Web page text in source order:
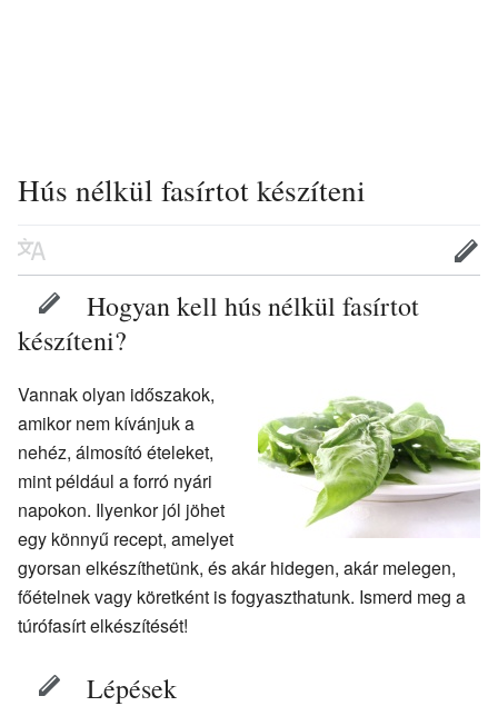
Hús nélkül fasírtot készíteni
Hogyan kell hús nélkül fasírtot
készíteni?
Vannak olyan időszakok,
amikor nem kívánjuk a
nehéz, álmosító ételeket,
mint például a forró nyári
napokon. Ilyenkor jól jöhet
egy könnyű recept, amelyet
gyorsan elkészíthetünk, és akár hidegen, akár melegen,
főételnek vagy köretként is fogyaszthatunk. Ismerd meg a
túrófasírt elkészítését!
Lépések